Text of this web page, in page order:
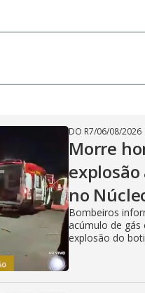
DO R7/06/08/2026
Morre
no
Bombeiros
acúmulo de gás
explosão do